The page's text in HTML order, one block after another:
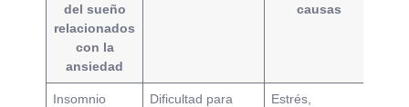
del sueño
relacionados
con la
ansiedad
causas
Insomnio
Dificultad para
Estrés,